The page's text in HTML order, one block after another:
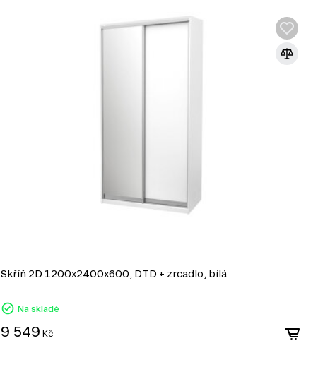
Skříň 2D 1200x2400x600, DTD + zrcadlo, bílá
Na skladě
9 549 Kč